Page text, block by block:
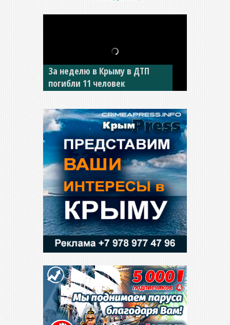
За неделю в Крыму в ДТП
погибли 11 человек
В Джанкое водитель ВАЗа
сбил двух детей на «зебре»